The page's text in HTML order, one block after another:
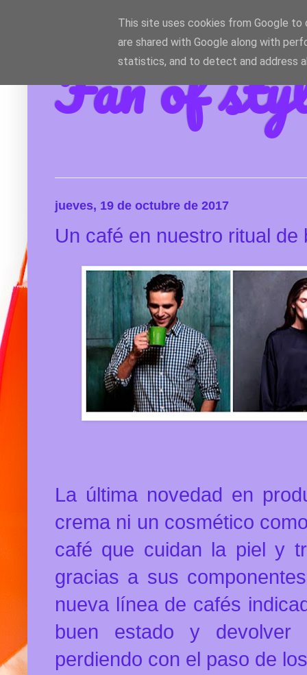
Fan of
jueves, 19 de octubre de 2017
Un café en nuestro ritual de
La última novedad en
crema ni un cosmético
café que cuidan la piel y
gracias a sus
nueva línea de cafés
buen estado y devolver
perdiendo con el paso de
This site uses cookies from Google to
are shared with Google along with
statistics, and to detect and address